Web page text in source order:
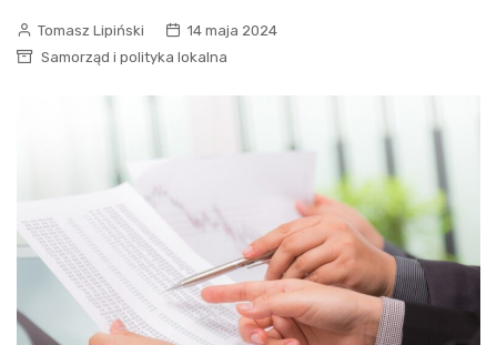
Tomasz Lipiński
14 maja 2024
Samorząd i polityka lokalna